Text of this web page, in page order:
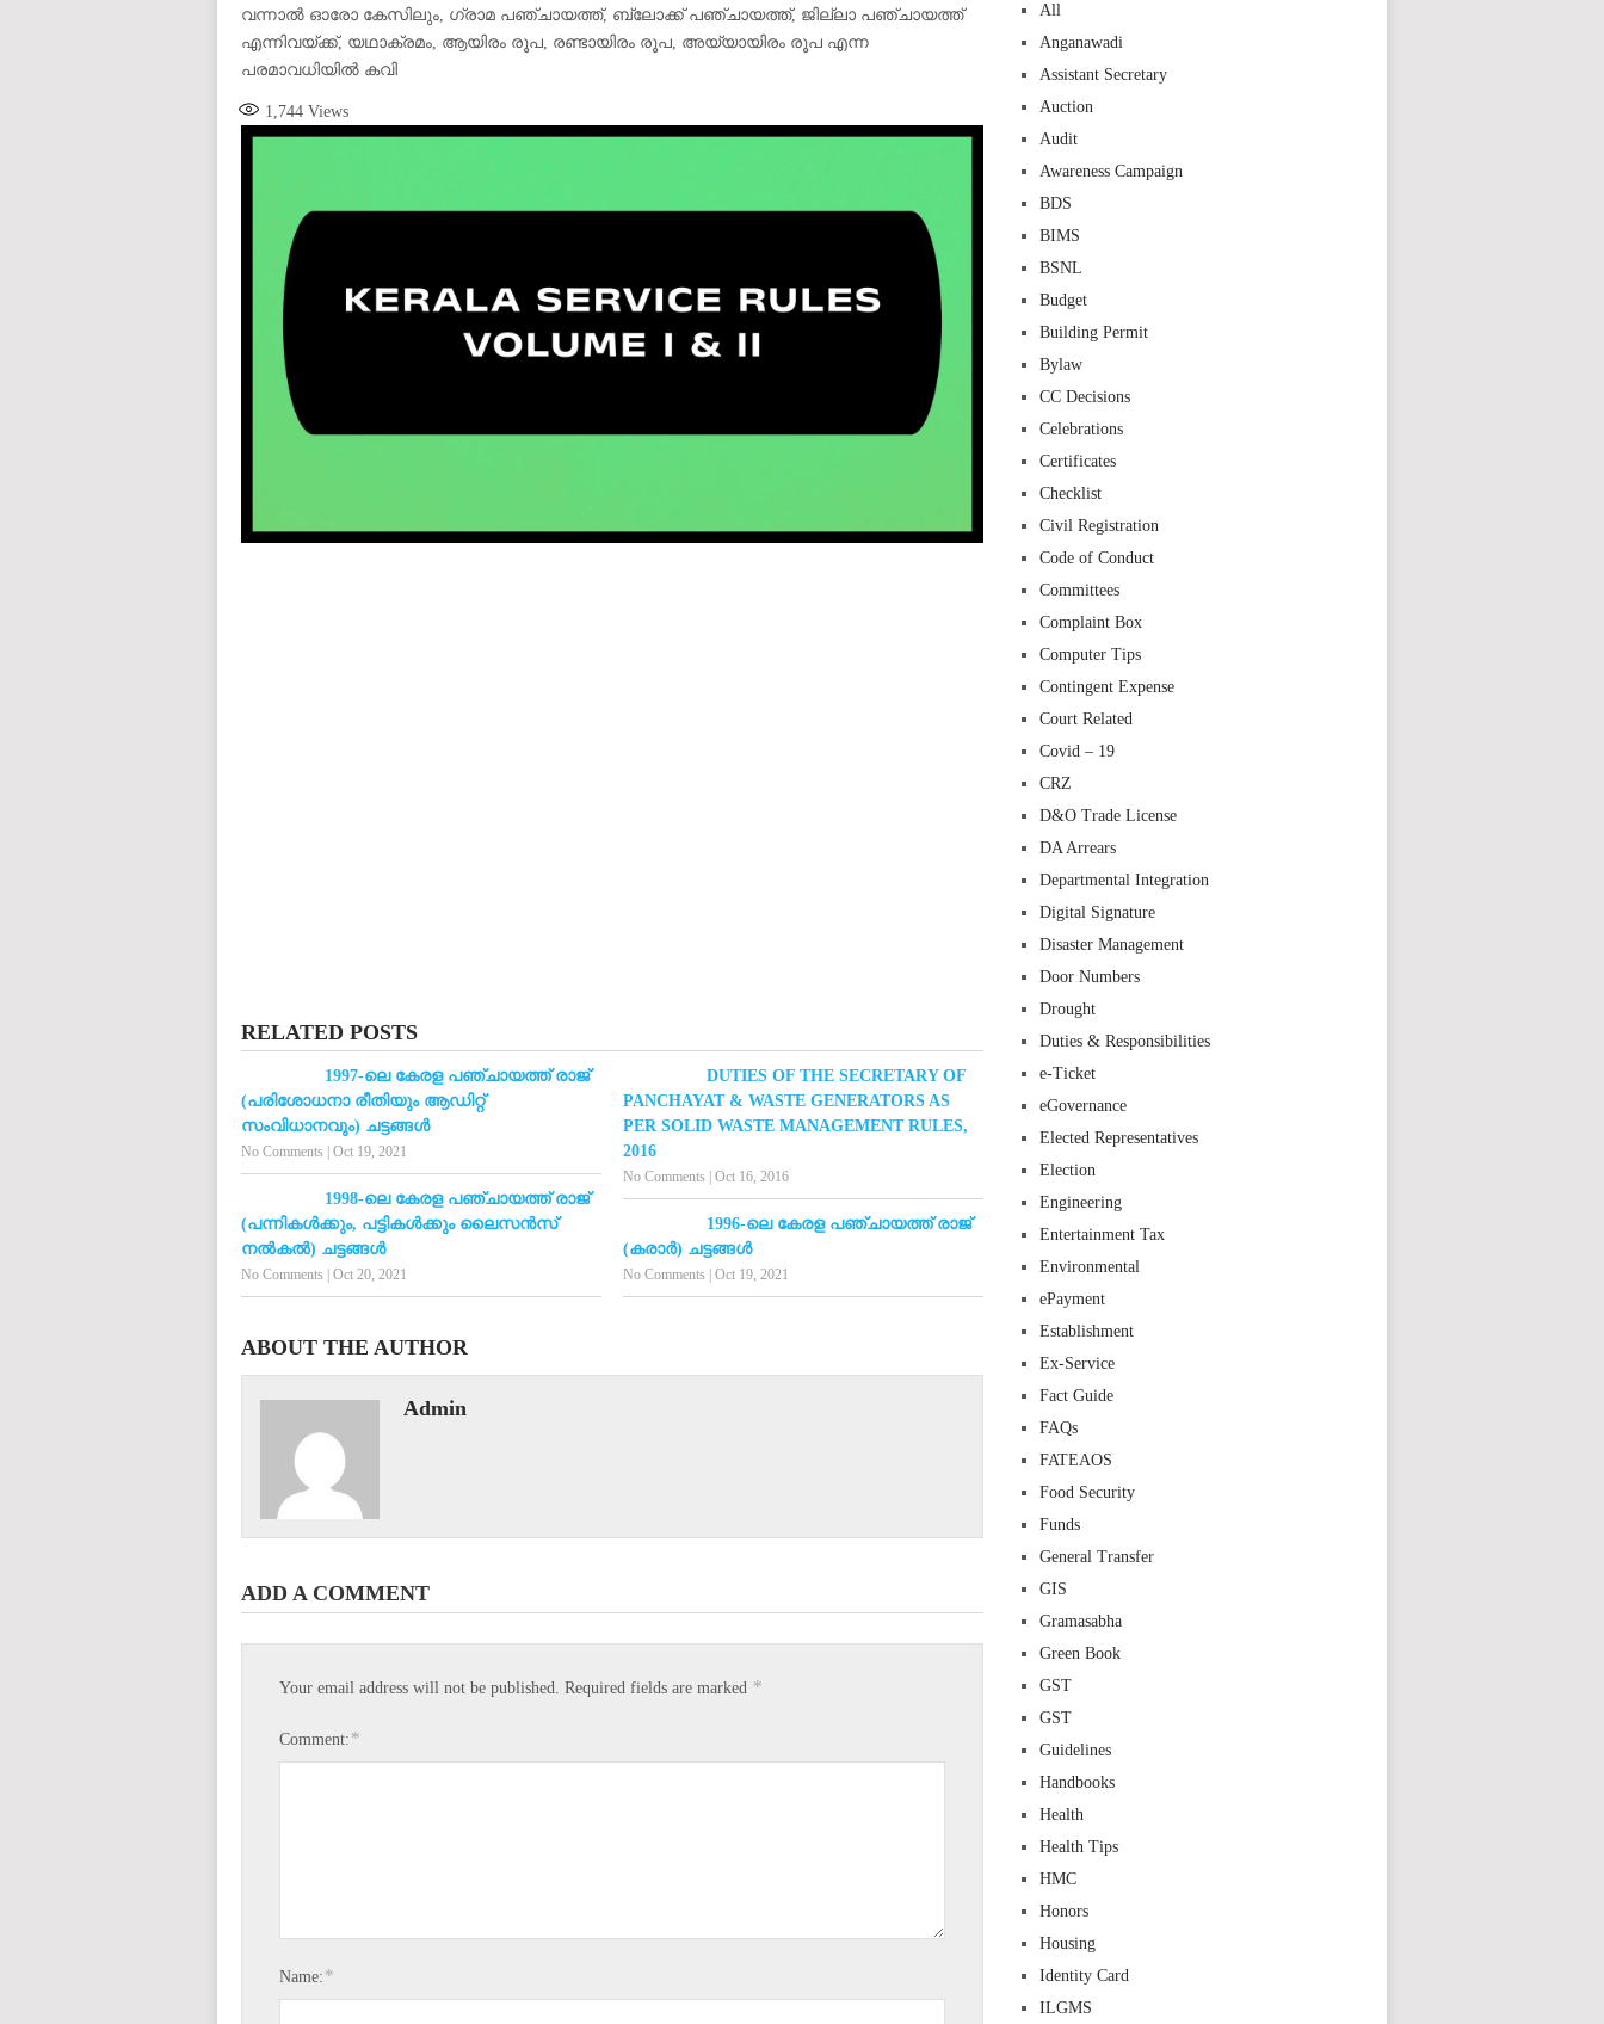
വന്നാൽ ഓരോ കേസിലും, ഗ്രാമ പഞ്ചായത്ത്, ബ്ലോക്ക് പഞ്ചായത്ത്, ജില്ലാ പഞ്ചായത്ത്
എന്നിവയ്ക്ക്, യഥാക്രമം, ആയിരം രൂപ, രണ്ടായിരം രൂപ, അയ്യായിരം രൂപ എന്ന
പരമാവധിയിൽ കവി
1,744 Views
RELATED POSTS
1997-ലെ കേരള പഞ്ചായത്ത് രാജ്
(പരിശോധനാ രീതിയും ആഡിറ്റ്
സംവിധാനവും) ചട്ടങ്ങൾ
No Comments Oct 19, 2021
DUTIES OF THE SECRETARY OF
PANCHAYAT & WASTE GENERATORS AS
PER SOLID WASTE MANAGEMENT RULES,
2016
No Comments |Oct 16, 2016
1998-ലെ കേരള പഞ്ചായത്ത് രാജ്
(പന്നികൾക്കും, പട്ടികൾക്കും ലൈസൻസ്
നൽകൽ) ചട്ടങ്ങൾ
No Comments Oct 20, 2021
1996-ലെ കേരള പഞ്ചായത്ത് രാജ്
(കരാർ) ചട്ടങ്ങൾ
No Comments |Oct 19, 2021
ABOUT THE AUTHOR
Admin
ADD A COMMENT
Your email address will not be published. Required fields are marked *
Comment: *
Name: *
All
Anganawadi
Assistant Secretary
Auction
Audit
Awareness Campaign
BDS
BIMS
BSNL
Budget
Building Permit
Bylaw
CC Decisions
Celebrations
Certificates
Checklist
Civil Registration
Code of Conduct
Committees
Complaint Box
Computer Tips
Contingent Expense
Court Related
Covid – 19
CRZ
D&O Trade License
DA Arrears
Departmental Integration
Digital Signature
Disaster Management
Door Numbers
Drought
Duties & Responsibilities
e-Ticket
eGovernance
Elected Representatives
Election
Engineering
Entertainment Tax
Environmental
ePayment
Establishment
Ex-Service
Fact Guide
FAQs
FATEAOS
Food Security
Funds
General Transfer
GIS
Gramasabha
Green Book
GST
GST
Guidelines
Handbooks
Health
Health Tips
HMC
Honors
Housing
Identity Card
ILGMS